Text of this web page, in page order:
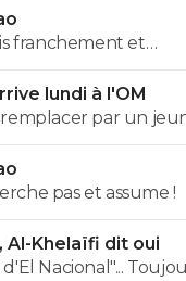
franchement et
hier a part
style harit et
proposé vers l'avant
plaît énormément
sa venue
de voir la suite
lundi à l'OM
remplacer par un
l ol peux faire
pas et assume !
Al-Khelaïfi dit oui
Toujours les